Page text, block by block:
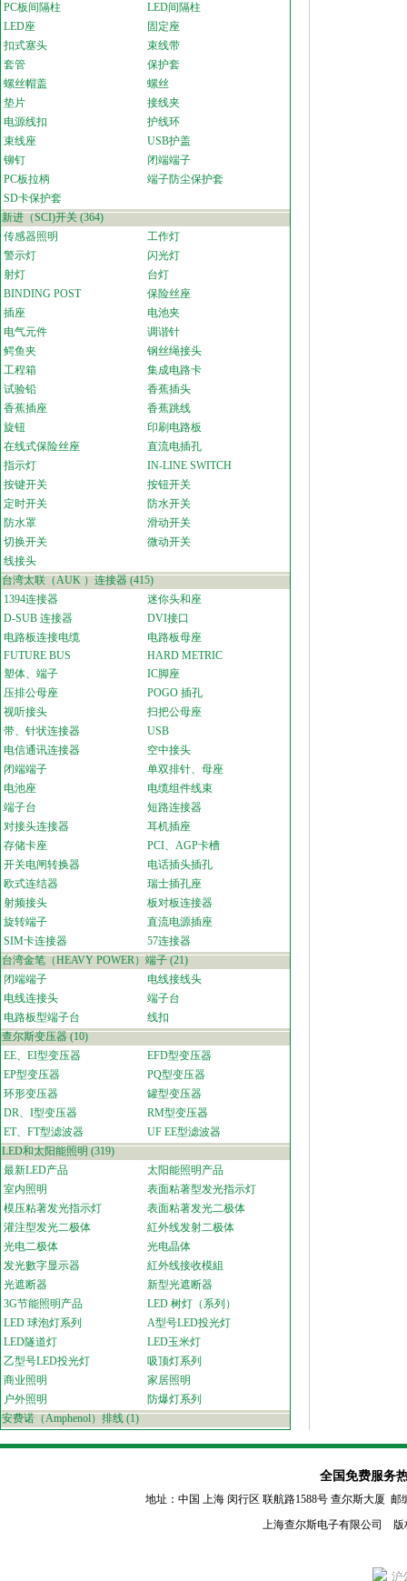
PC板间隔柱
LED间隔柱
LED座
固定座
扣式塞头
束线带
套管
保护套
螺丝帽盖
螺丝
垫片
接线夹
电源线扣
护线环
束线座
USB护盖
铆钉
闭端端子
PC板拉柄
端子防尘保护套
SD卡保护套
新进（SCI)开关 (364)
传感器照明
工作灯
警示灯
闪光灯
射灯
台灯
BINDING POST
保险丝座
插座
电池夹
电气元件
调谐针
鳄鱼夹
钢丝绳接头
工程箱
集成电路卡
试验铅
香蕉插头
香蕉插座
香蕉跳线
旋钮
印刷电路板
在线式保险丝座
直流电插孔
指示灯
IN-LINE SWITCH
按键开关
按钮开关
定时开关
防水开关
防水罩
滑动开关
切换开关
微动开关
线接头
台湾太联（AUK ）连接器 (415)
1394连接器
迷你头和座
D-SUB 连接器
DVI接口
电路板连接电缆
电路板母座
FUTURE BUS
HARD METRIC
塑体、端子
IC脚座
压排公母座
POGO 插孔
视听接头
扫把公母座
带、针状连接器
USB
电信通讯连接器
空中接头
闭端端子
单双排针、母座
电池座
电缆组件线束
端子台
短路连接器
对接头连接器
耳机插座
存储卡座
PCI、AGP卡槽
开关电闸转换器
电话插头插孔
欧式连结器
瑞士插孔座
射频接头
板对板连接器
旋转端子
直流电源插座
SIM卡连接器
57连接器
台湾金笔（HEAVY POWER）端子 (21)
闭端端子
电线接线头
电线连接头
端子台
电路板型端子台
线扣
查尔斯变压器 (10)
EE、EI型变压器
EFD型变压器
EP型变压器
PQ型变压器
环形变压器
罐型变压器
DR、I型变压器
RM型变压器
ET、FT型滤波器
UF EE型滤波器
LED和太阳能照明 (319)
最新LED产品
太阳能照明产品
室内照明
表面粘著型发光指示灯
模压粘著发光指示灯
表面粘著发光二极体
灌注型发光二极体
紅外线发射二极体
光电二极体
光电晶体
发光數字显示器
紅外线接收模組
光遮断器
新型光遮断器
3G节能照明产品
LED 树灯（系列）
LED 球泡灯系列
A型号LED投光灯
LED隧道灯
LED玉米灯
乙型号LED投光灯
吸顶灯系列
商业照明
家居照明
户外照明
防爆灯系列
安费诺（Amphenol）排线 (1)
全国免费服务
地址：中国 上海 闵行区 联航路1588号 查尔斯大厦 邮
上海查尔斯电子有限公司
沪